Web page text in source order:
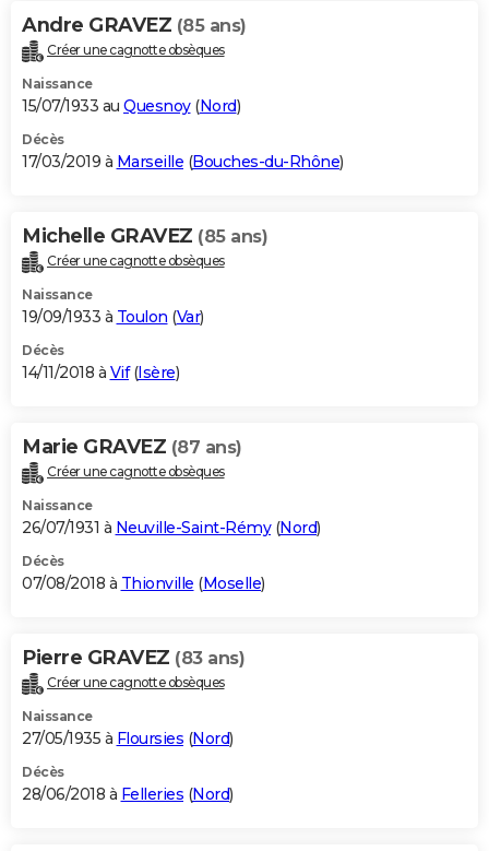
Andre GRAVEZ (85 ans)
Créer une cagnotte obsèques
Naissance
15/07/1933 au Quesnoy(Nord)
Décès
17/03/2019 à Marseille (Bouches-du-Rhône)
Michelle GRAVEZ (85 ans)
Créer une cagnotte obsèques
Naissance
19/09/1933 à Toulon (Var)
Décès
14/11/2018 à Vif(Isère)
Marie GRAVEZ (87 ans)
Créer une cagnotte obsèques
Naissance
26/07/1931 à Neuville-Saint-Rémy(Nord)
Décès
07/08/2018 à Thionville (Moselle)
Pierre GRAVEZ (83 ans)
Créer une cagnotte obsèques
Naissance
27/05/1935 à Floursies (Nord)
Décès
28/06/2018 à Felleries (Nord)